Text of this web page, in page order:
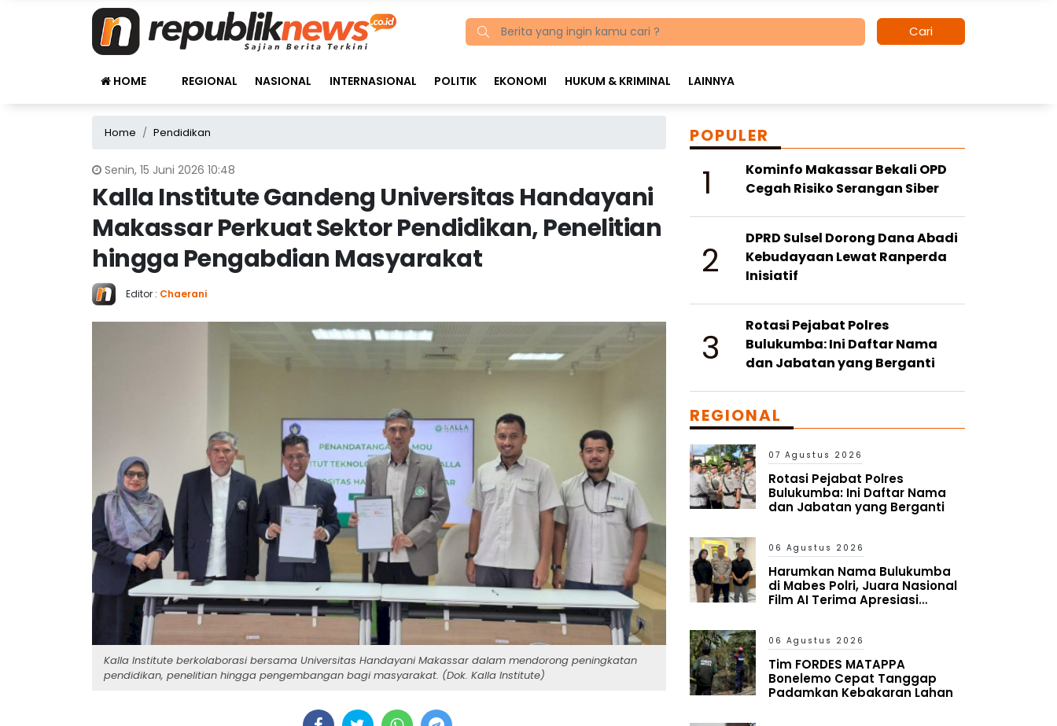
Cari
HOME REGIONAL NASIONAL INTERNASIONAL POLITIK EKONOMI HUKUM & KRIMINAL LAINNYA
Home Pendidikan
Senin, 15 Juni 2026 10:48
Kalla Institute Gandeng Universitas Handayani
Makassar Perkuat Sektor Pendidikan, Penelitian
hingga Pengabdian Masyarakat
Editor : Chaerani
Kalla Institute berkolaborasi bersama Universitas Handayani Makassar dalam mendorong peningkatan
pendidikan, penelitian hingga pengembangan bagi masyarakat. (Dok. Kalla Institute)
POPULER
1
Kominfo Makassar Bekali OPD
Cegah Risiko Serangan Siber
2
DPRD Sulsel Dorong Dana Abadi
Kebudayaan Lewat Ranperda
Inisiatif
3
Rotasi Pejabat Polres
Bulukumba: Ini Daftar Nama
dan Jabatan yang Berganti
REGIONAL
07 Agustus 2026
Rotasi Pejabat Polres
Bulukumba: Ini Daftar Nama
dan Jabatan yang Berganti
06 Agustus 2026
Harumkan Nama Bulukumba
di Mabes Polri, Juara Nasional
Film AI Terima Apresiasi
06 Agustus 2026
Tim FORDES MATAPPA
Bonelemo Cepat Tanggap
Padamkan Kebakaran Lahan